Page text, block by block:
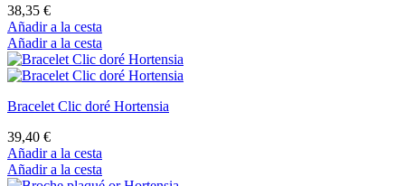
38,35 €
Añadir a la cesta
Añadir a la cesta
Bracelet Clic doré Hortensia
39,40 €
Añadir a la cesta
Añadir a la cesta